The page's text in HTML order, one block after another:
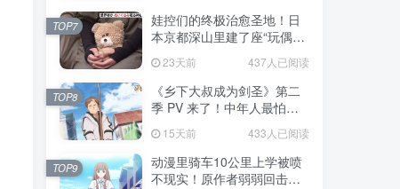
娃控们的终极治愈圣地！日
本京都深山里建了座“玩偶神
社”，不仅能拍照还能给娃祈
福！23天前 437人已阅读
TOP7
《乡下大叔成为剑圣》第二
季 PV 来了！中年人最怕的
不是变老，而是没人愿意再
相信你！
15天前 433人已阅读
TOP8
动漫里骑车10公里上学被喷
不现实！原作者弱弱回击：
TOP9